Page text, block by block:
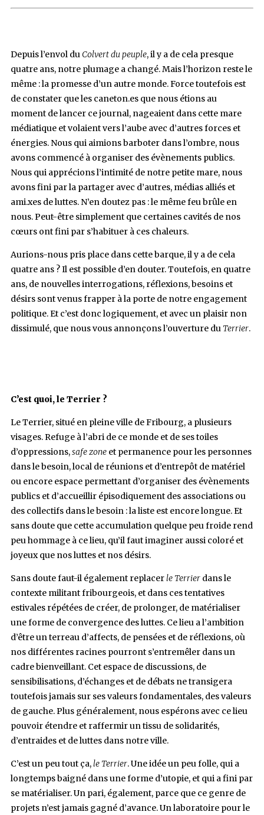
Depuis l’envol du Colvert du peuple, il y a de cela presque
quatre ans, notre plumage a changé. Mais l’horizon reste le
même : la promesse d’un autre monde. Force toutefois est
de constater que les caneton.es que nous étions au
moment de lancer ce journal, nageaient dans cette mare
médiatique et volaient vers l’aube avec d’autres forces et
énergies. Nous qui aimions barboter dans l’ombre, nous
avons commencé à organiser des évènements publics.
Nous qui apprécions l’intimité de notre petite mare, nous
avons fini par la partager avec d’autres, médias alliés et
ami.xes de luttes. N’en doutez pas : le même feu brûle en
nous. Peut-être simplement que certaines cavités de nos
cœurs ont fini par s’habituer à ces chaleurs.
Aurions-nous pris place dans cette barque, il y a de cela
quatre ans ? Il est possible d’en douter. Toutefois, en quatre
ans, de nouvelles interrogations, réflexions, besoins et
désirs sont venus frapper à la porte de notre engagement
politique. Et c’est donc logiquement, et avec un plaisir non
dissimulé, que nous vous annonçons l’ouverture duTerrier.
C’est quoi, le Terrier ?
Le Terrier, situé en pleine ville de Fribourg, a plusieurs
visages. Refuge à l’abri de ce monde et de ses toiles
d’oppressions,safe zone et permanence pour les personnes
dans le besoin, local de réunions et d’entrepôt de matériel
ou encore espace permettant d’organiser des évènements
publics et d’accueillir épisodiquement des associations ou
des collectifs dans le besoin : la liste est encore longue. Et
sans doute que cette accumulation quelque peu froide rend
peu hommage à ce lieu, qu’il faut imaginer aussi coloré et
joyeux que nos luttes et nos désirs.
Sans doute faut-il également replacerle Terrier dans le
contexte militant fribourgeois, et dans ces tentatives
estivales répétées de créer, de prolonger, de matérialiser
une forme de convergence des luttes. Ce lieu a l’ambition
d’être un terreau d’affects, de pensées et de réflexions, où
nos différentes racines pourront s’entremêler dans un
cadre bienveillant. Cet espace de discussions, de
sensibilisations, d’échanges et de débats ne transigera
toutefois jamais sur ses valeurs fondamentales, des valeurs
de gauche. Plus généralement, nous espérons avec ce lieu
pouvoir étendre et raffermir un tissu de solidarités,
d’entraides et de luttes dans notre ville.
C’est un peu tout ça,le Terrier. Une idée un peu folle, qui a
longtemps baigné dans une forme d’utopie, et qui a fini par
se matérialiser. Un pari, également, parce que ce genre de
projets n’est jamais gagné d’avance. Un laboratoire pour le